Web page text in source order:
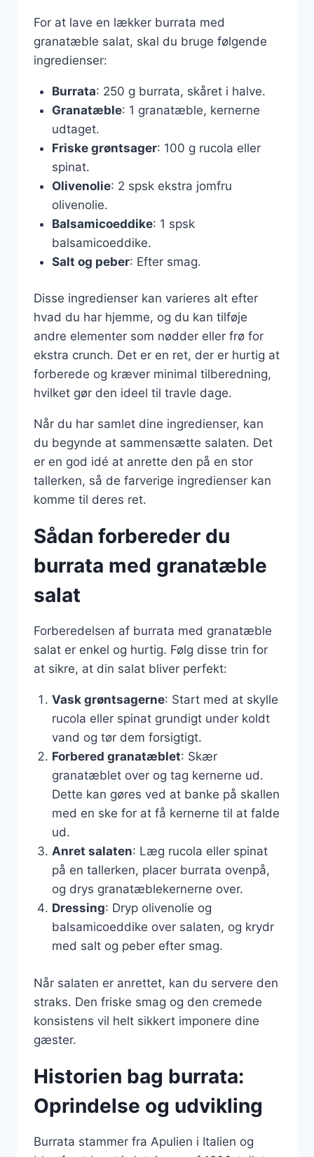
For at lave en lækker burrata med
granatæble salat, skal du bruge følgende
ingredienser:
Burrata: 250 g burrata, skåret i halve.
Granatæble: 1 granatæble, kernerne
udtaget.
Friske grøntsager: 100 g rucola eller
spinat.
Olivenolie: 2 spsk ekstra jomfru
olivenolie.
Balsamicoeddike: 1 spsk
balsamicoeddike.
Salt og peber: Efter smag.
Disse ingredienser kan varieres alt efter
hvad du har hjemme, og du kan tilføje
andre elementer som nødder eller frø for
ekstra crunch. Det er en ret, der er hurtig at
forberede og kræver minimal tilberedning,
hvilket gør den ideel til travle dage.
Når du har samlet dine ingredienser, kan
du begynde at sammensætte salaten. Det
er en god idé at anrette den på en stor
tallerken, så de farverige ingredienser kan
komme til deres ret.
Sådan forbereder du
burrata med granatæble
salat
Forberedelsen af burrata med granatæble
salat er enkel og hurtig. Følg disse trin for
at sikre, at din salat bliver perfekt:
Vask grøntsagerne: Start med at skylle
rucola eller spinat grundigt under koldt
vand og tør dem forsigtigt.
Forbered granatæblet: Skær
granatæblet over og tag kernerne ud.
Dette kan gøres ved at banke på skallen
med en ske for at få kernerne til at falde
ud.
Anret salaten: Læg rucola eller spinat
på en tallerken, placer burrata ovenpå,
og drys granatæblekernerne over.
Dressing: Dryp olivenolie og
balsamicoeddike over salaten, og krydr
med salt og peber efter smag.
Når salaten er anrettet, kan du servere den
straks. Den friske smag og den cremede
konsistens vil helt sikkert imponere dine
gæster.
Historien bag burrata:
Oprindelse og udvikling
Burrata stammer fra Apulien i Italien og